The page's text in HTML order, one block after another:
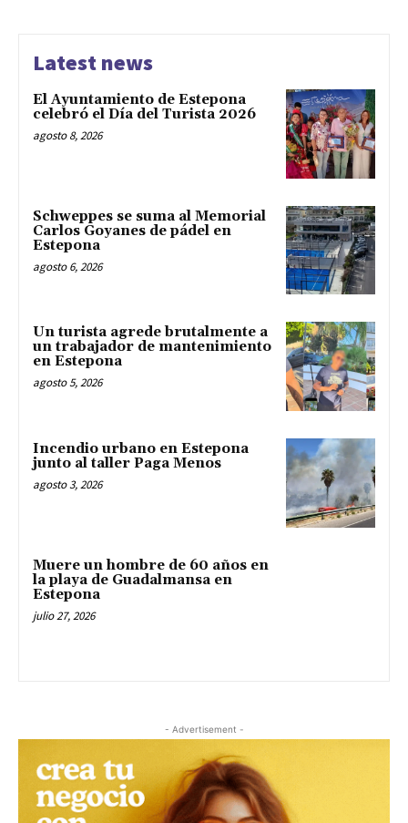
Latest news
El Ayuntamiento de Estepona
celebró el Día del Turista 2026
agosto 8, 2026
Schweppes se suma al Memorial
Carlos Goyanes de pádel en
Estepona
agosto 6, 2026
Un turista agrede brutalmente a
un trabajador de mantenimiento
en Estepona
agosto 5, 2026
Incendio urbano en Estepona
junto al taller Paga Menos
agosto 3, 2026
Muere un hombre de 60 años en
la playa de Guadalmansa en
Estepona
julio 27, 2026
- Advertisement -